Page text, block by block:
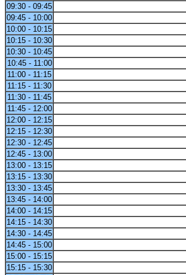
09:30 - 09:45
09:45 - 10:00
10:00 - 10:15
10:15 - 10:30
10:30 - 10:45
10:45 - 11:00
11:00 - 11:15
11:15 - 11:30
11:30 - 11:45
11:45 - 12:00
12:00 - 12:15
12:15 - 12:30
12:30 - 12:45
12:45 - 13:00
13:00 - 13:15
13:15 - 13:30
13:30 - 13:45
13:45 - 14:00
14:00 - 14:15
14:15 - 14:30
14:30 - 14:45
14:45 - 15:00
15:00 - 15:15
15:15 - 15:30